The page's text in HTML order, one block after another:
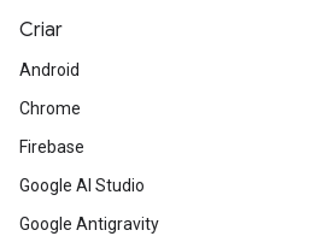
Criar
Android
Chrome
Firebase
Google AI Studio
Google Antigravity